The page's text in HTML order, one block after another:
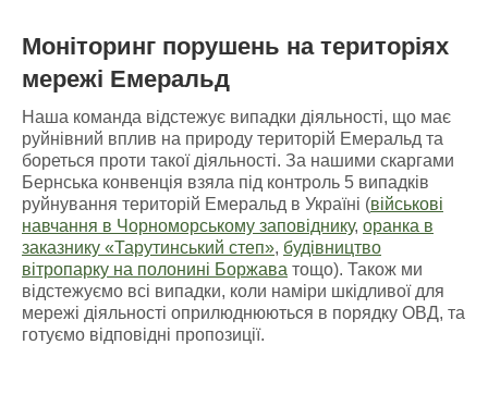
Моніторинг порушень натериторіях
мережі Емеральд
Наша команда відстежує випадки діяльності, що має
руйнівний вплив на природу територій Емеральд та
бореться проти такої діяльності. За нашими скаргами
Бернська конвенція взяла під контроль 5 випадків
руйнування територій Емеральд в Україні (військові
навчання в Чорноморському заповіднику, оранка в
заказнику «Тарутинський степ», будівництво
вітропарку на полонині Боржава тощо). Також ми
відстежуємо всі випадки, коли наміри шкідливої для
мережі діяльності оприлюднюються в порядку ОВД, та
готуємо відповідні пропозиції.